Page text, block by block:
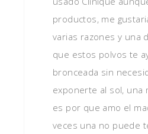
productos, me
varias razones y una
que estos polvos te
bronceada sin
exponerte al sol, una
es por que amo el
veces una no puede